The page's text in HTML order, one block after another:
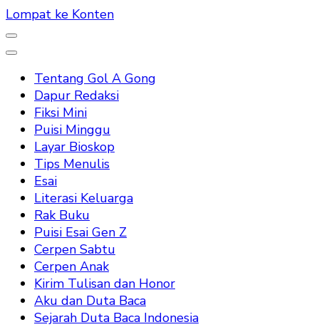
Lompat ke Konten
Tentang Gol A Gong
Dapur Redaksi
Fiksi Mini
Puisi Minggu
Layar Bioskop
Tips Menulis
Esai
Literasi Keluarga
Rak Buku
Puisi Esai Gen Z
Cerpen Sabtu
Cerpen Anak
Kirim Tulisan dan Honor
Aku dan Duta Baca
Sejarah Duta Baca Indonesia